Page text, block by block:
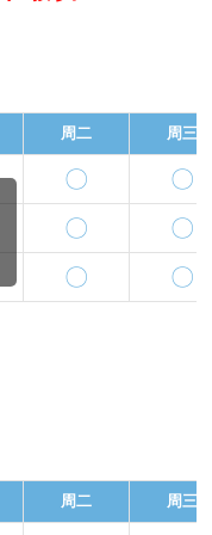
周二 周三
〇 〇
〇 〇
〇 〇
周二 周三